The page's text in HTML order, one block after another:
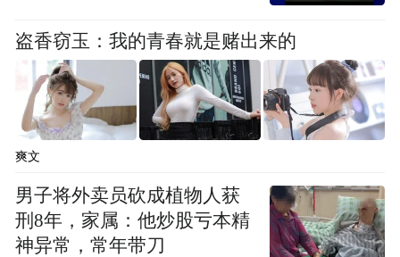
点半抵达公司，加上午休和晚餐合计2.5小
时，算下来员工日均工时则为8至9.5小时。
接受采访的大疆员工认为，工作时长缩短，
工作量不变，意味着通过延长工作时间来弥
补效率不足的做法正在被管理者抛弃。这未
尝不是一种真正的“降本增效”。
而在很多外界人士看来，反对无限度的加
班，让员工早点回家休息，实现工作生活平
盗香窃玉：我的青春就是赌出来的
爽文
男子将外卖员砍成植物人获
刑8年，家属：他炒股亏本精
神异常，常年带刀